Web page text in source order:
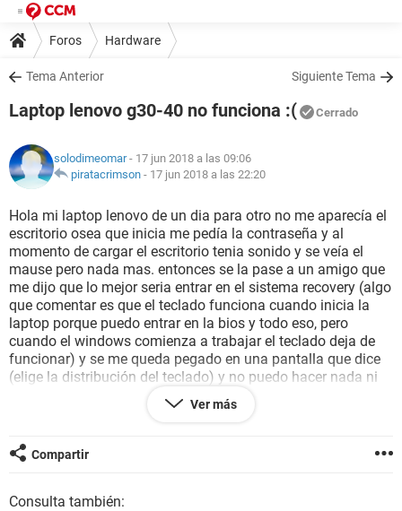
Foros Hardware
Tema Anterior Siguiente Tema
Laptop lenovo g30-40 no funciona :( Cerrado
solodimeomar- 17 jun 2018 a las 09:06
piratacrimson - 17 jun 2018 a las 22:20
Hola mi laptop lenovo de un dia para otro no me aparecía el
escritorio osea que inicia me pedía la contraseña y al
momento de cargar el escritorio tenia sonido y se veía el
mause pero nada mas. entonces se la pase a un amigo que
me dijo que lo mejor seria entrar en el sistema recovery (algo
que comentar es que el teclado funciona cuando inicia la
laptop porque puedo entrar en la bios y todo eso, pero
cuando el windows comienza a trabajar el teclado deja de
funcionar) y se me queda pegado en una pantalla que dice
(elige la distribución del teclado) y no puedo hacer nada ni
una tecla responde, entonces dije mejor le instalo el win 8
nuevamente boteandolo desde la usb todo bien pero al
funcionar y ese es mi problema, espero que se pueda dar
solucion muchas gracias :| :?:
Ver más
Compartir
Consulta también: